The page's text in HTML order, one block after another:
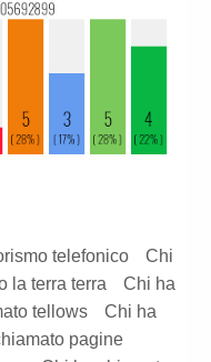
telefonico
Chi
la terra terra
Chi ha
tellows
Chi ha
pagine